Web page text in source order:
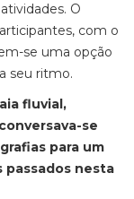
O
com o
se uma opção
seu ritmo.
fluvial,
se
para um
passados nesta